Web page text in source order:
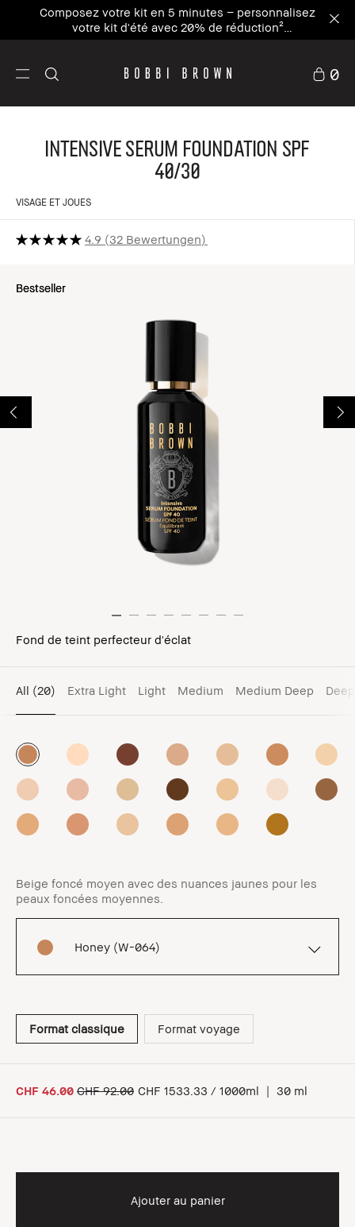
Inscrivez-vous à notre newsletter et profitez de
-15% sur votre première commande avec le code
WELCOME15⁴
0
Intensive Serum Foundation SPF
40/30
VISAGE ET JOUES
4.9 32 Bewertungen
Bestseller
Bestseller
Fond de teint perfecteur d'éclat
All (20) Extra Light Light Medium Medium Deep Deep
Beige foncé moyen avec des nuances jaunes pour les
peaux foncées moyennes.
Honey (W-064)
Format classique Format voyage
CHF 46.00 CHF 92.00 CHF 1533.33 / 1000ml | 30 ml
Ajouter au panier